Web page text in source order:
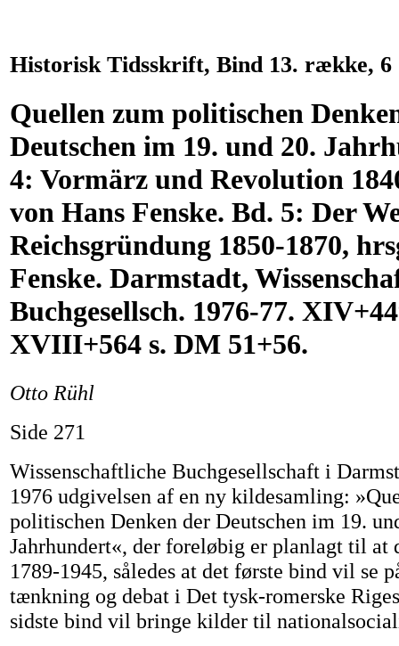
Historisk Tidsskrift, Bind 13. række, 6
Quellen zum politischen
Deutschen im 19. und 20.
4: Vormärz und Revolution
von Hans Fenske. Bd. 5: Der
Reichsgründung 1850-1870,
Fenske. Darmstadt,
Buchgesellsch. 1976-77.
XVIII+564 s. DM 51+56.
Otto Rühl
Side 271
Wissenschaftliche Buchgesellschaft i
1976 udgivelsen af en ny kildesamling:
politischen Denken der Deutschen im 19.
Jahrhundert«, der foreløbig er planlagt til at
1789-1945, således at det første bind vil se
tænkning og debat i Det tysk-romerske
sidste bind vil bringe kilder til